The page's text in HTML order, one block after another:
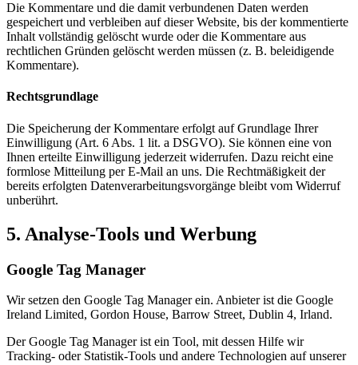
Die Kommentare und die damit verbundenen Daten werden
gespeichert und verbleiben auf dieser Website, bis der kommentierte
Inhalt vollständig gelöscht wurde oder die Kommentare aus
rechtlichen Gründen gelöscht werden müssen (z. B. beleidigende
Kommentare).
Rechtsgrundlage
Die Speicherung der Kommentare erfolgt auf Grundlage Ihrer
Einwilligung (Art. 6 Abs. 1 lit. a DSGVO). Sie können eine von
Ihnen erteilte Einwilligung jederzeit widerrufen. Dazu reicht eine
formlose Mitteilung per E-Mail an uns. Die Rechtmäßigkeit der
bereits erfolgten Datenverarbeitungsvorgänge bleibt vom Widerruf
unberührt.
5. Analyse-Tools und Werbung
Google Tag Manager
Wir setzen den Google Tag Manager ein. Anbieter ist die Google
Ireland Limited, Gordon House, Barrow Street, Dublin 4, Irland.
Der Google Tag Manager ist ein Tool, mit dessen Hilfe wir
Tracking- oder Statistik-Tools und andere Technologien auf unserer